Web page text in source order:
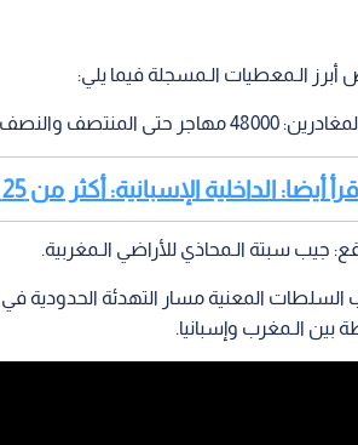
أبرز الـمعطيات الـمسجلة فيما يلي:
مهاجر حتى المنتصف والنصف بعد الظهر.
أيضا: الداخلية الإسبانية: أكثر من 25 ألف مهاجر عادوا من "جيب سبتة" الى المغرب
جيب سبتة الـمحاذي للأراضي الـمغربية.
السلطات المعنية مسار التهدئة الحدودية
بين الـمغرب وإسبانيا.